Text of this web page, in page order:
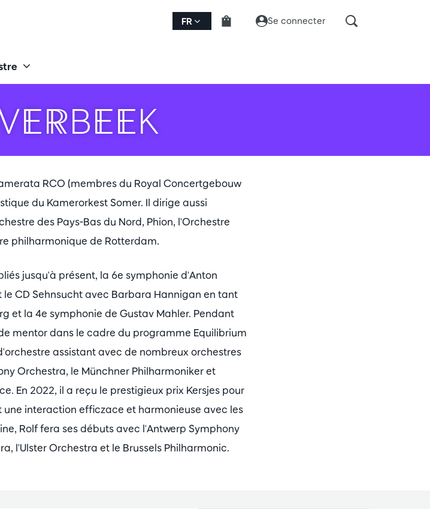
FR Se connecter
RCO (membres du Royal Concertgebouw
du Kamerorkest Somer. Il dirige aussi
des Pays-Bas du Nord, Phion, l'Orchestre
philharmonique de Rotterdam.
jusqu'à présent, la 6e symphonie d'Anton
CD Sehnsucht avec Barbara Hannigan en tant
et la 4e symphonie de Gustav Mahler. Pendant
mentor dans le cadre du programme Equilibrium
assistant avec de nombreux orchestres
Orchestra, le Münchner Philharmoniker et
En 2022, il a reçu le prestigieux prix Kersjes pour
interaction efficzace et harmonieuse avec les
Rolf fera ses débuts avec l'Antwerp Symphony
l'Ulster Orchestra et le Brussels Philharmonic.